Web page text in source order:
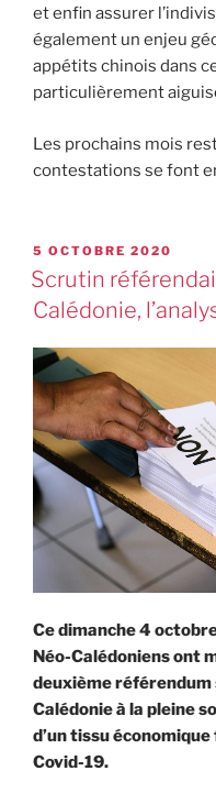
et enfin assurer
également un enjeu
appétits chinois dans
particulièrement aig
Les prochains mois
contestations se font
5 OCTOBRE 2020
Scrutin
Calédonie,
Ce dimanche 4
Néo-Calédoniens ont
deuxième référendum
Calédonie à la pleine
d’un tissu
Covid-19.